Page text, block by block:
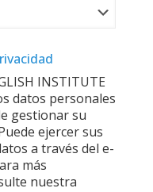
INSTITUTE
datos personales
gestionar su
ejercer sus
a través del e-
más
nuestra